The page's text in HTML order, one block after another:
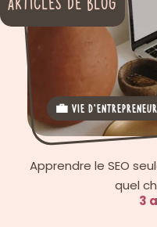
💼 Vie
Apprendre le SEO
quel
3